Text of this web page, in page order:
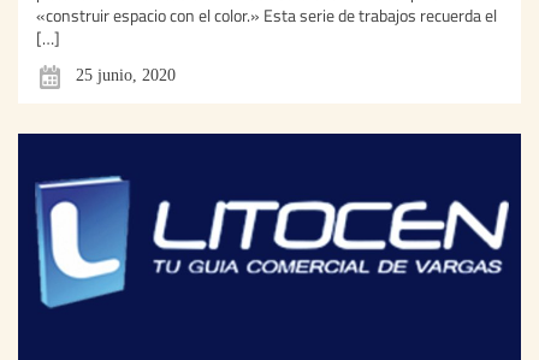
«construir espacio con el color.» Esta serie de trabajos recuerda el
[…]
25 junio, 2020